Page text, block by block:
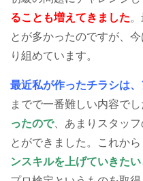
ることも増えてきました
とが多かったのですが、
り組めています。
最近私が作ったチラシは
までで一番難しい内容でし
ったので、あまりスタッ
とができました。これか
ンスキルを上げていきた